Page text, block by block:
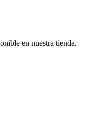
en nuestra tienda.